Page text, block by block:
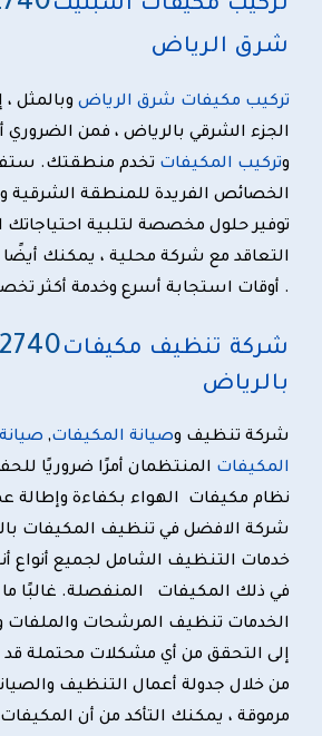
تركيب مكيفات اسبليت
شرق الرياض
تركيب مكيفات شرق الرياض وبالمثل
الجزء الشرقي بالرياض ، فمن
وتركيب المكيفات تخدم منطقتك.
الخصائص الفريدة للمنطقة الشرقية
توفير حلول مخصصة لتلبية
التعاقد مع شركة محلية ، يمكنك
أوقات استجابة أسرع وخدمة أكثر تخصيصًا .
شركة تنظيف مكيفات
بالرياض
شركة تنظيف وصيانة المكيفات,
المكيفات المنتظمان أمرًا ضروريًا
نظام مكيفات الهواء بكفاءة
شركة الافضل في تنظيف المكيفات
خدمات التنظيف الشامل لجميع أنواع
في ذلك المكيفات المنفصلة. غالبًا
الخدمات تنظيف المرشحات والملفات
إلى التحقق من أي مشكلات محتملة قد
من خلال جدولة أعمال التنظيف
مرموقة ، يمكنك التأكد من أن